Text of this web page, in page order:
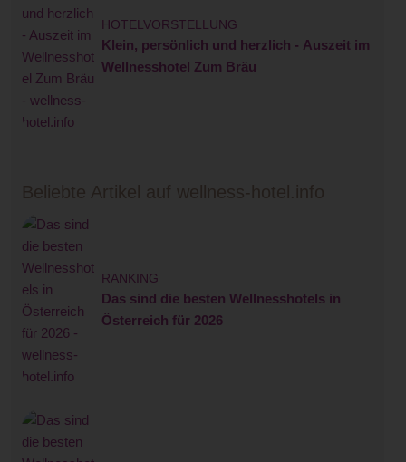
HOTELVORSTELLUNG
Klein, persönlich und herzlich - Auszeit im
Wellnesshotel Zum Bräu
Beliebte Artikel auf wellness-hotel.info
RANKING
Das sind die besten Wellnesshotels in
Österreich für 2026